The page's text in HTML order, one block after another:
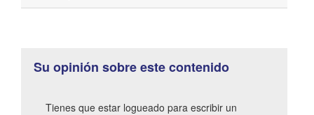
Su opinión sobre este contenido
Tienes que estar logueado para escribir un